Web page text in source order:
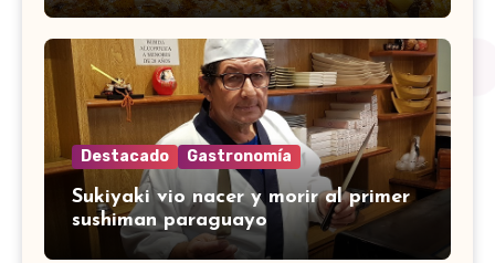
Destacado Gastronomía
Sukiyaki vio nacer y morir al primer
sushiman paraguayo